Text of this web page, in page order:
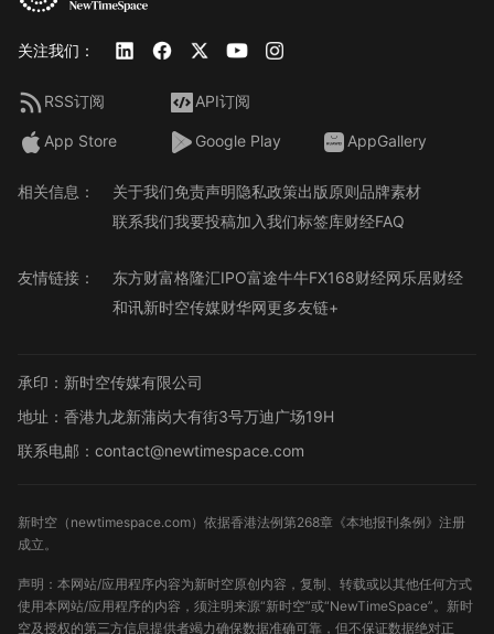
关注我们：
RSS订阅 API订阅
App Store Google Play AppGallery
相关信息： 关于我们免责声明隐私政策出版原则品牌素材
联系我们我要投稿加入我们标签库财经FAQ
友情链接： 东方财富格隆汇IPO富途牛牛FX168财经网乐居财经
和讯新时空传媒财华网更多友链+
承印：新时空传媒有限公司
地址：香港九龙新蒲岗大有街3号万迪广场19H
联系电邮：contact@newtimespace.com
新时空（ newtimespace.com）依据香港法例第268章《本地报刊条例》注册
成立。
声明：本网站/应用程序内容为新时空原创内容，复制、转载或以其他任何方式
使用本网站/应用程序的内容，须注明来源“新时空”或“NewTimeSpace”。新时
空及授权的第三方信息提供者竭力确保数据准确可靠，但不保证数据绝对正